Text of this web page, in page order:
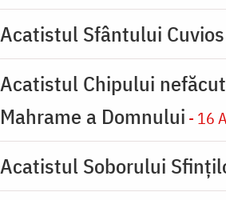
Acatistul Sfântului
Acatistul Chipului
Mahrame a Domnului - 16
Acatistul Soborului